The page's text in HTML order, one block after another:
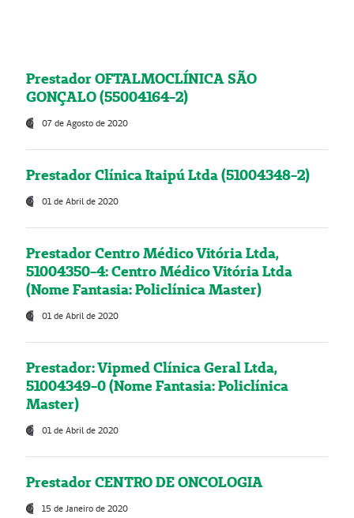
Prestador OFTALMOCLÍNICA SÃO
GONÇALO (55004164-2)
07 de Agosto de 2020
Prestador Clínica Itaipú Ltda (51004348-2)
01 de Abril de 2020
Prestador Centro Médico Vitória Ltda,
51004350-4: Centro Médico Vitória Ltda
(Nome Fantasia: Policlínica Master)
01 de Abril de 2020
Prestador: Vipmed Clínica Geral Ltda,
51004349-0 (Nome Fantasia: Policlínica
Master)
01 de Abril de 2020
Prestador CENTRO DE ONCOLOGIA
15 de Janeiro de 2020